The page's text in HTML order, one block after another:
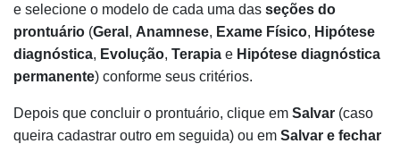
e selecione o modelo de cada uma das seções do
prontuário (Geral , Anamnese, Exame Físico, Hipótese
diagnóstica, Evolução, Terapia e Hipótese diagnóstica
permanente) conforme seus critérios.
Depois que concluir o prontuário, clique em Salvar (caso
queira cadastrar outro em seguida) ou em Salvar e fechar